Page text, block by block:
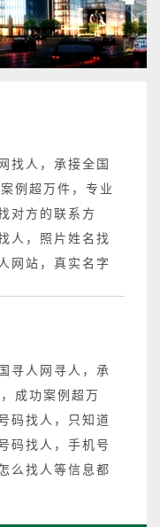
找人，承接全国
例超万件，专业
对方的联系方
人，照片姓名找
网站，真实名字
寻人网寻人，承
成功案例超万
码找人，只知道
码找人，手机号
么找人等信息都